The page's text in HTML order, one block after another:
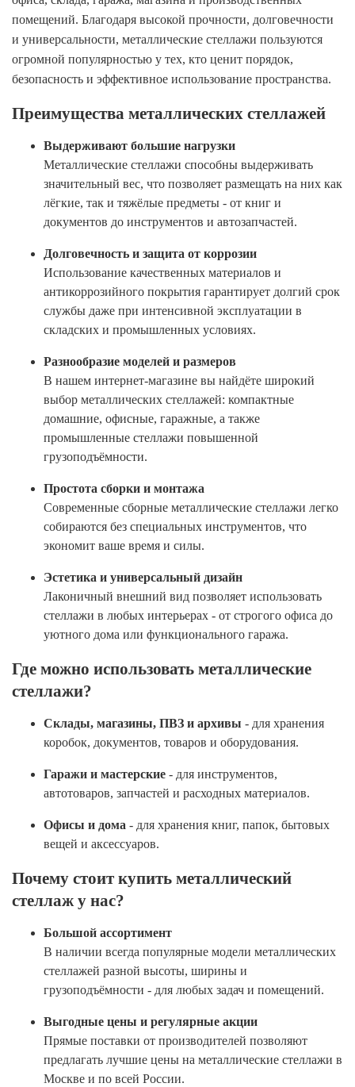
помещений. Благодаря высокой прочности, долговечности
и универсальности, металлические стеллажи пользуются
огромной популярностью у тех, кто ценит порядок,
безопасность и эффективное использование пространства.
Преимущества металлических стеллажей
Выдерживают большие нагрузки
Металлические стеллажи способны выдерживать
значительный вес, что позволяет размещать на них как
лёгкие, так и тяжёлые предметы - от книг и
документов до инструментов и автозапчастей.
Долговечность и защита от коррозии
Использование качественных материалов и
антикоррозийного покрытия гарантирует долгий срок
службы даже при интенсивной эксплуатации в
складских и промышленных условиях.
Разнообразие моделей и размеров
В нашем интернет-магазине вы найдёте широкий
выбор металлических стеллажей: компактные
домашние, офисные, гаражные, а также
промышленные стеллажи повышенной
грузоподъёмности.
Простота сборки и монтажа
Современные сборные металлические стеллажи легко
собираются без специальных инструментов, что
экономит ваше время и силы.
Эстетика и универсальный дизайн
Лаконичный внешний вид позволяет использовать
стеллажи в любых интерьерах - от строгого офиса до
уютного дома или функционального гаража.
Где можно использовать металлические
стеллажи?
Склады, магазины, ПВЗ и архивы - для хранения
коробок, документов, товаров и оборудования.
Гаражи и мастерские - для инструментов,
автотоваров, запчастей и расходных материалов.
Офисы и дома - для хранения книг, папок, бытовых
вещей и аксессуаров.
Почему стоит купить металлический
стеллаж у нас?
Большой ассортимент
В наличии всегда популярные модели металлических
стеллажей разной высоты, ширины и
грузоподъёмности - для любых задач и помещений.
Выгодные цены и регулярные акции
Прямые поставки от производителей позволяют
предлагать лучшие цены на металлические стеллажи в
Москве и по всей России.